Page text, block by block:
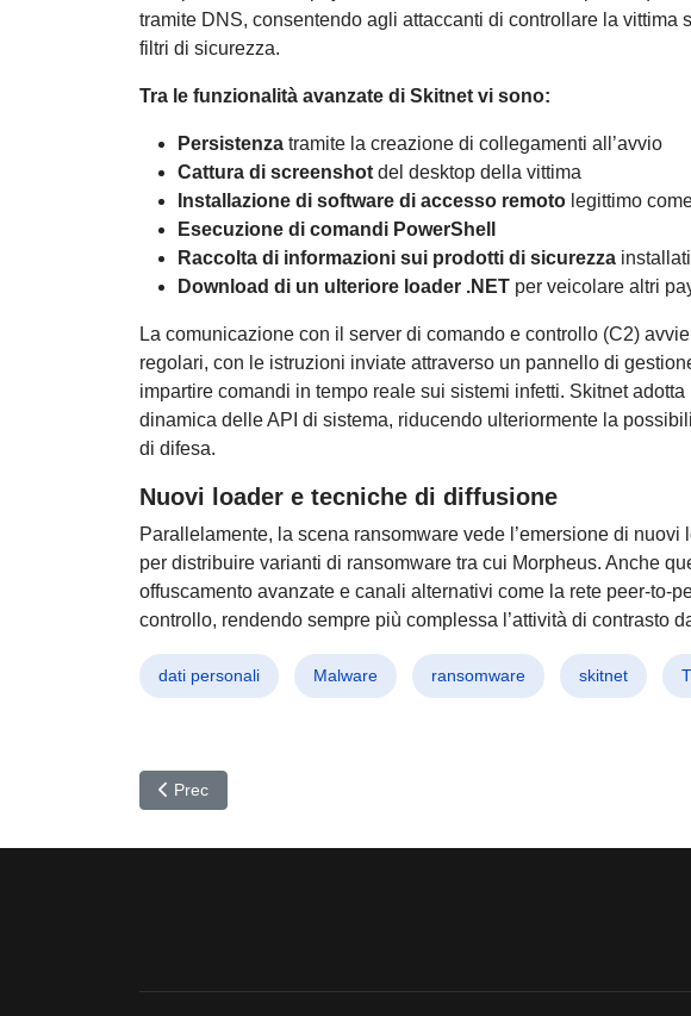
tramite DNS, consentendo agli attaccanti di controllare la vittima
filtri di sicurezza.
Tra le funzionalità avanzate di Skitnet vi sono:
Persistenza tramite la creazione di collegamenti all’avvio
Cattura di screenshot del desktop della vittima
Installazione di software di accesso remoto legittimo
Esecuzione di comandi PowerShell
Raccolta di informazioni sui prodotti di sicurezza installati
Download di un ulteriore loader .NET per veicolare altri
La comunicazione con il server di comando e controllo (C2)
regolari, con le istruzioni inviate attraverso un pannello di
impartire comandi in tempo reale sui sistemi infetti. Skitnet
dinamica delle API di sistema, riducendo ulteriormente la
di difesa.
Nuovi loader e tecniche di diffusione
Parallelamente, la scena ransomware vede l’emersione di
per distribuire varianti di ransomware tra cui Morpheus. Anche
offuscamento avanzate e canali alternativi come la rete peer-to-
controllo, rendendo sempre più complessa l’attività di contrasto
dati personali Malware ransomware skitnet
Articolo precedente: Ransomware Shock: 5 Mosse Chiave per Salvare
Prec